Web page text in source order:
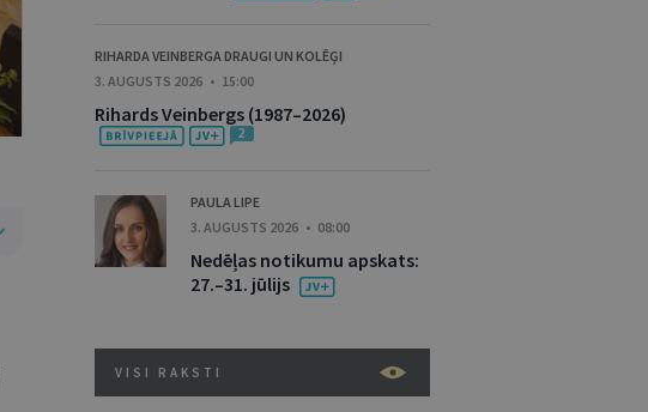
RIHARDA VEINBERGA DRAUGI UN KOLĒĢI
3. AUGUSTS 2026 • 15:00
Rihards Veinbergs (1987–2026)
2
PAULA LIPE
3. AUGUSTS 2026 • 08:00
Nedēļas notikumu apskats:
27.–31. jūlijs
VISI RAKSTI